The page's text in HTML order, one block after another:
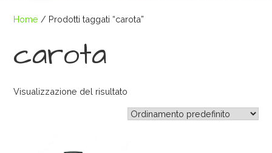
Home / Prodotti taggati “carota”
carota
Visualizzazione del risultato